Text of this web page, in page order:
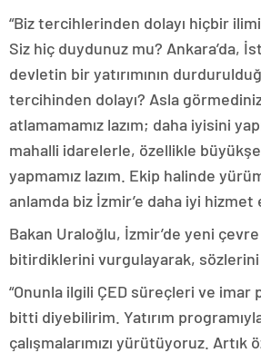
“Biz tercihlerinden dolayı hiçbir
Siz hiç duydunuz mu? Ankara’da,
devletin bir yatırımının
tercihinden dolayı? Asla
atlamamamız lazım; daha iyisini
mahalli idarelerle, özellikle
yapmamız lazım. Ekip halinde
anlamda biz İzmir’e daha iyi
Bakan Uraloğlu, İzmir’de yeni
bitirdiklerini vurgulayarak,
“Onunla ilgili ÇED süreçleri ve imar
bitti diyebilirim. Yatırım
çalışmalarımızı yürütüyoruz. Artık